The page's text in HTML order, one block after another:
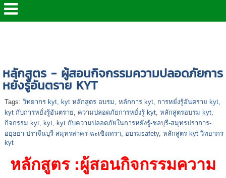
หลักสูตร - ผู้สอนกิจกรรมความปลอดภัยการ
หยั่งรู้อันตราย KYT
Tags: วิทยากร kyt, kyt หลักสูตร อบรม, หลักการ kyt, การหยั่งรู้อันตราย kyt,
kyt กับการหยั่งรู้อันตราย, ความปลอดภัยการหยั่งรู้ kyt, หลักสูตรอบรม kyt,
กิจกรรม kyt, kyt, kyt กับความปลอดภัยในการหยั่งรู้-ชลบุรี-สมุทรปราการ-
อยุธยา-ปราจีนบุรี-สมุทรสาคร-ฉะเชิงเทรา, อบรมsafety, หลักสูตร kyt-วิทยากร
kyt
หลักสูตร :ผู้สอนกิจกรรมความ